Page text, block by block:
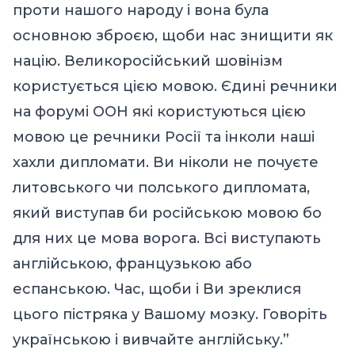
проти нашого народу і вона була
основною зброєю, щоби нас знищити як
націю. Великоросійський шовінізм
користується цією мовою. Єдині речники
на форумі ООН які користуються цією
мовою це речники Росії та інколи наші
хахли дипломати. Ви ніколи не почуєте
литовського чи полського дипломата,
який виступав би російською мовою бо
для них це мова ворога. Всі виступають
англійською, французькою або
еспанською. Час, щоби і Ви зреклися
цього пістряка у Вашому мозку. Говоріть
українською і вивчайте англійську.”